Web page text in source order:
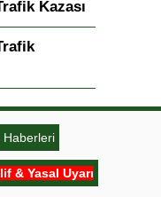
Kazası
Haberleri
& Yasal Uyarı